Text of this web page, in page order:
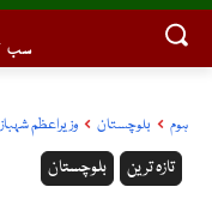
سب
ہوم بلوچستان وزیراعظم
بلوچستان تازہ ترین